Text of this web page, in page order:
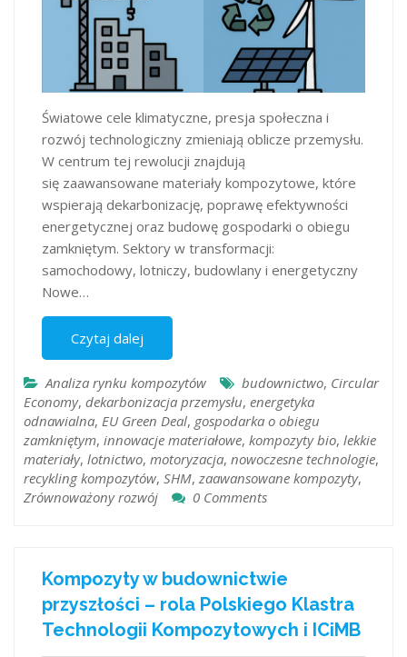
Światowe cele klimatyczne, presja społeczna i
rozwój technologiczny zmieniają oblicze przemysłu.
W centrum tej rewolucji znajdują
się zaawansowane materiały kompozytowe, które
wspierają dekarbonizację, poprawę efektywności
energetycznej oraz budowę gospodarki o obiegu
zamkniętym. Sektory w transformacji:
samochodowy, lotniczy, budowlany i energetyczny
Nowe…
Czytaj dalej
Analiza rynku kompozytów budownictwo, Circular
Economy, dekarbonizacja przemysłu, energetyka
odnawialna, EU Green Deal, gospodarka o obiegu
zamkniętym, innowacje materiałowe, kompozyty bio, lekkie
materiały, lotnictwo, motoryzacja, nowoczesne technologie,
recykling kompozytów, SHM, zaawansowane kompozyty,
Zrównoważony rozwój
0 Comments
Kompozyty w budownictwie
przyszłości – rola Polskiego Klastra
Technologii Kompozytowych i ICiMB